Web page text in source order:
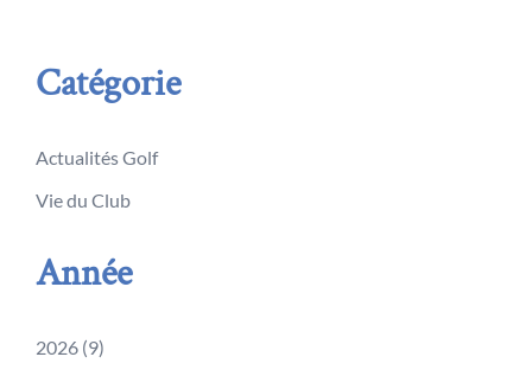
Catégorie
Actualités Golf
Vie du Club
Année
2026 (9)